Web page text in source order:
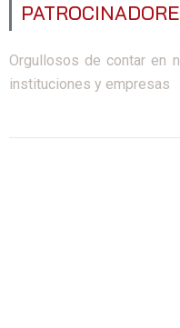
Orgullosos de contar en
instituciones y empresas